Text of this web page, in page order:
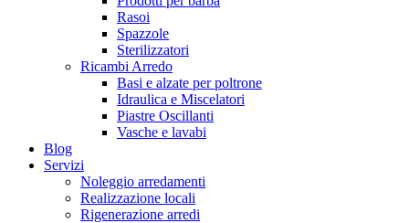
Rasoi
Spazzole
Sterilizzatori
Ricambi Arredo
Basi e alzate per poltrone
Idraulica e Miscelatori
Piastre Oscillanti
Vasche e lavabi
Blog
Servizi
Noleggio arredamenti
Realizzazione locali
Rigenerazione arredi